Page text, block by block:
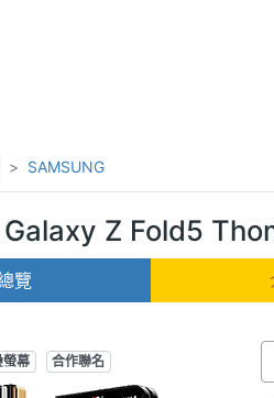
SAMSUNG
Z Fold5
覽
螢幕 合作聯名